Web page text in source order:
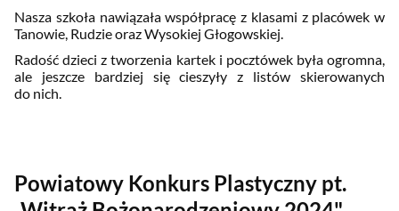
Nasza szkoła nawiązała współpracę z klasami z placówek w
Tanowie, Rudzie oraz Wysokiej Głogowskiej.
Radość dzieci z tworzenia kartek i pocztówek była ogromna,
ale jeszcze bardziej się cieszyły z listów skierowanych
do nich.
Powiatowy Konkurs Plastyczny pt.